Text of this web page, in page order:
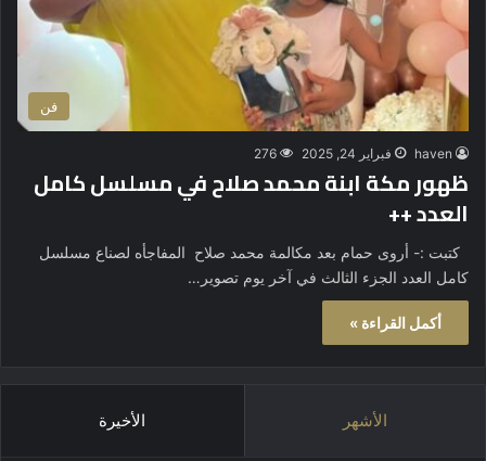
فن
haven فبراير 24, 2025 276
ظهور مكة ابنة محمد صلاح في مسلسل كامل
العدد ++
كتبت :- أروى حمام بعد مكالمة محمد صلاح المفاجأه لصناع مسلسل
كامل العدد الجزء الثالث في آخر يوم تصوير…
أكمل القراءة »
الأشهر الأخيرة